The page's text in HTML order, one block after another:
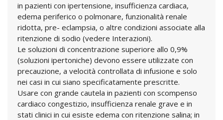
in pazienti con ipertensione, insufficienza cardiaca,
edema periferico o polmonare, funzionalità renale
ridotta, pre- eclampsia, o altre condizioni associate alla
ritenzione di sodio (vedere Interazioni).
Le soluzioni di concentrazione superiore allo 0,9%
(soluzioni ipertoniche) devono essere utilizzate con
precauzione, a velocità controllata di infusione e solo
nei casi in cui siano specificatamente prescritte.
Usare con grande cautela in pazienti con scompenso
cardiaco congestizio, insufficienza renale grave e in
stati clinici in cui esiste edema con ritenzione salina; in